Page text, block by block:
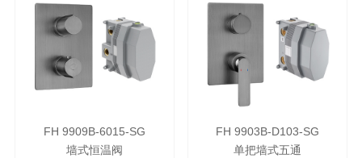
FH 9909B-6015-SG
墙式恒温阀
FH 9903B-D103-SG
单把墙式五通